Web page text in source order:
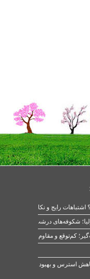
رایج و نکات طلایی
شکوفه‌های درشت در بهار